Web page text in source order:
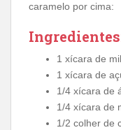
caramelo por cima:
1 xícara de
1 xícara de
1/4 xícara de
1/4 xícara de
1/2 colher de